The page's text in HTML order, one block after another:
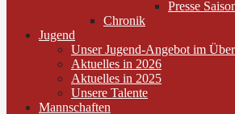
Presse
Chronik
Jugend
Unser Jugend-Angebot im
Aktuelles in 2026
Aktuelles in 2025
Unsere Talente
Mannschaften